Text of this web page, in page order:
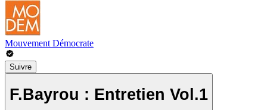
Mouvement Démocrate
Suivre
F.Bayrou : Entretien Vol.1